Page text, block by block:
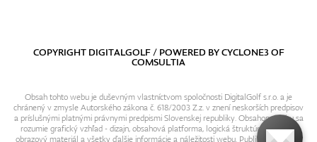
COPYRIGHT DIGITALGOLF / POWERED BYCYCLONE3OF
COMSULTIA
Obsah tohto webu je duševným vlastníctvom spoločnosti DigitalGolf s.r.o. a je
chránený v zmysle Autorského zákona č. 618/2003 Z.z. v znení neskorších predpisov
a príslušnými platnými právnymi predpismi Slovenskej republiky. Obsahom webu sa
rozumie grafický vzhľad - dizajn, obsahová platforma, logická štruktúra, textový i
obrazový materiál a všetky ďalšie informácie a náležitosti webu. Publikovanie resp.